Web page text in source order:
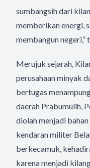
sumbangsih dari
memberikan energi,
membangun
Merujuk sejarah,
perusahaan minyak
bertugas
daerah Prabumulih,
diolah menjadi
kendaran militer
berkecamuk,
karena menjadi